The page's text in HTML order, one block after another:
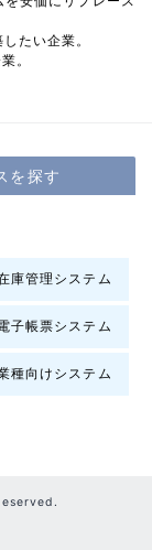
たい企業。
。
を探す
庫管理システム
子帳票システム
種向けシステム